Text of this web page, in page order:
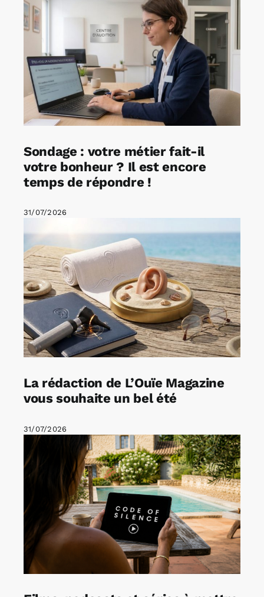
Sondage : votre métier fait-il
votre bonheur ? Il est encore
temps de répondre !
31/07/2026
La rédaction de L’Ouïe Magazine
vous souhaite un bel été
31/07/2026